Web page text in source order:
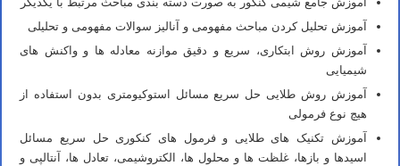
آموزش تحلیل کردن مباحث مفهومی و آنالیز سوالات مفهومی و تحلیلی
آموزش روش ابتکاری، سریع و دقیق موازنه معادله ها و واکنش های
شیمیایی
آموزش روش طلایی حل سریع مسائل استوکیومتری بدون استفاده از
هیچ نوع فرمولی
آموزش تکنیک های طلایی و فرمول های کنکوری حل سریع مسائل
اسیدها و بازها، غلظت ها و محلول ها، الکتروشیمی، تعادل ها، آنتالپی و